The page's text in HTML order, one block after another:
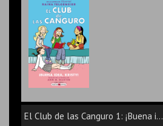
El Club de las Canguro 1: ¡Buena i...